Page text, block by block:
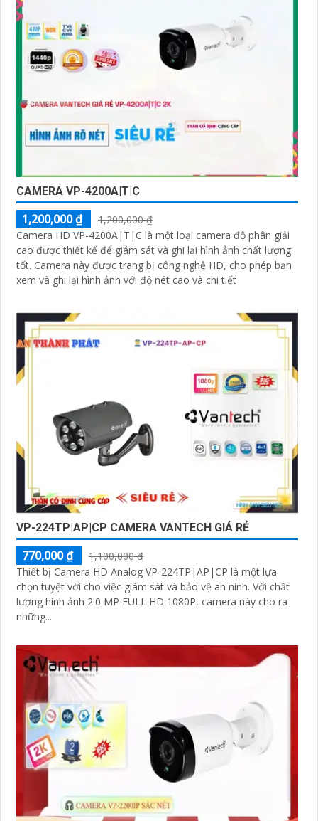
CAMERA VP-4200A|T|C
1,200,000 ₫
1,200,000 ₫
Camera HD VP-4200A|T|C là một loại camera độ phân giải
cao được thiết kế để giám sát và ghi lại hình ảnh chất lượng
tốt. Camera này được trang bị công nghệ HD, cho phép bạn
xem và ghi lại hình ảnh với độ nét cao và chi tiết
VP-224TP|AP|CP CAMERA VANTECH GIÁ RẺ
770,000 ₫
1,100,000 ₫
Thiết bị Camera HD Analog VP-224TP|AP|CP là một lựa
chọn tuyệt vời cho việc giám sát và bảo vệ an ninh. Với chất
lượng hình ảnh 2.0 MP FULL HD 1080P, camera này cho ra
những...